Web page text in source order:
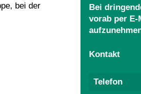
bei der
Bei
vorab per
Kontakt
Telefon